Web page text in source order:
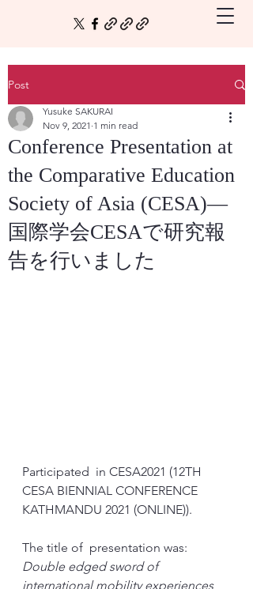
Post
Conference Presentation at
the Comparative Education
Society of Asia (CESA)―
国際学会CESAで研究報
告を行いました
Yusuke SAKURAI
Nov 9, 2021 1 min read
Participated  in CESA2021 (12TH
CESA BIENNIAL CONFERENCE
KATHMANDU 2021 (ONLINE)).
The title of  presentation was:
Double edged sword of
international mobility experiences